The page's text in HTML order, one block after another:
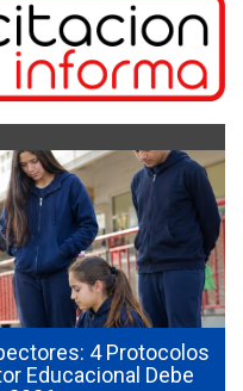
4 Protocolos
Educacional Debe